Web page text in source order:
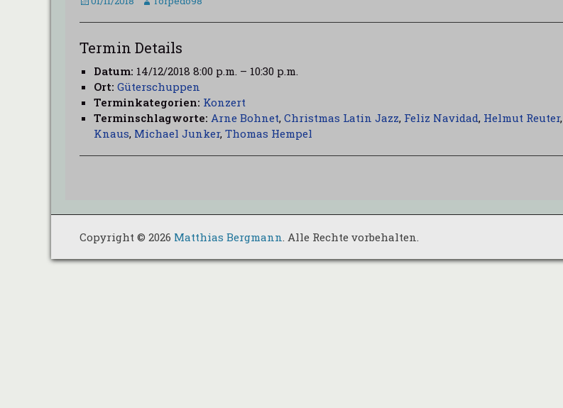
Termin Details
Datum: 14/12/2018 8:00 p.m. – 10:30 p.m.
Ort: Güterschuppen
Terminkategorien: Konzert
Terminschlagworte: Arne Bohnet, Christmas Latin Jazz, Feliz Navidad, Helmut Reuter,
Knaus, Michael Junker, Thomas Hempel
Copyright © 2026 Matthias Bergmann. Alle Rechte vorbehalten.